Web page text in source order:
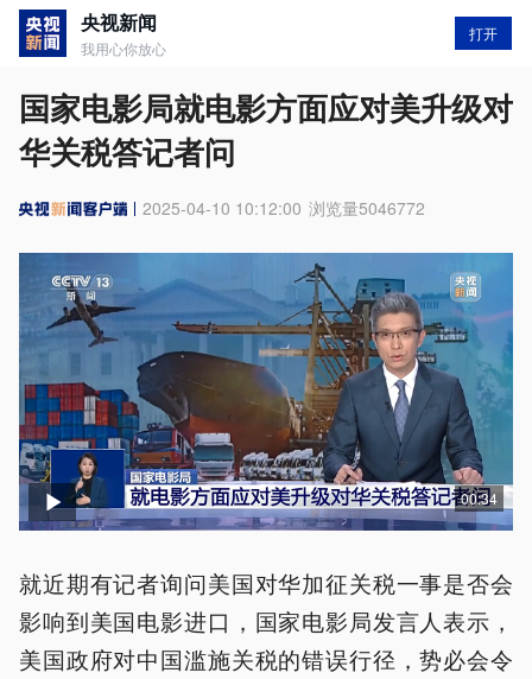
央视新闻
我用心你放心
打开
国家电影局就电影方面应对美升级对
华关税答记者问
2025-04-10 10:12:00 浏览量5046772
00:34
就近期有记者询问美国对华加征关税一事是否会
影响到美国电影进口，国家电影局发言人表示，
美国政府对中国滥施关税的错误行径，势必会令